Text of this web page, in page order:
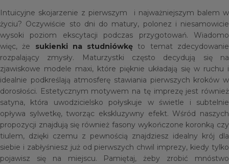
Intuicyjne skojarzenie z pierwszym i najważniejszym balem w
życiu? Oczywiście sto dni do matury, polonez i niesamowicie
wysoki poziom ekscytacji podczas przygotowań. Wiadomo
więc, że sukienki na studniówkę to temat zdecydowanie
rozpalający zmysły. Maturzystki często decydują się na
zjawiskowe modele maxi, które pięknie układają się w ruchu i
idealnie podkreślają atmosferę stawiania pierwszych kroków w
dorosłości. Estetycznym motywem na tę imprezę jest również
satyna, która uwodzicielsko połyskuje w świetle i subtelnie
opływa sylwetkę, tworząc ekskluzywny efekt. Wśród naszych
propozycji znajdują się również fasony wykończone koronką czy
tiulem, dzięki czemu z pewnością znajdziesz idealny krój dla
siebie i zabłyśniesz już od pierwszych chwil imprezy, kiedy tylko
pojawisz się na miejscu. Pamiętaj, żeby zrobić mnóstwo